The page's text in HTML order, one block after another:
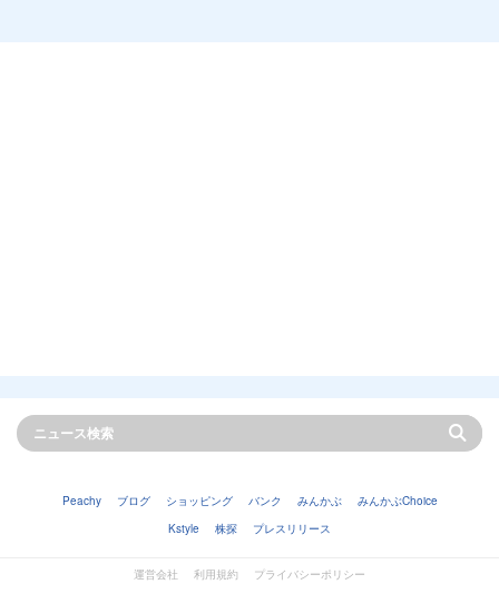
Peachy ブログ ショッピング バンク みんかぶ
みんかぶChoice
Kstyle
株探 プレスリリース
運営会社 利用規約 プライバシーポリシー